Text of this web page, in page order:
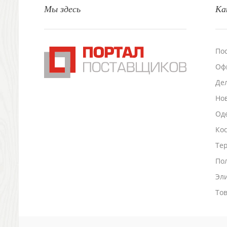
Подставки для визиток записок телефонов
Промо
Антистрессы
Мы здесь